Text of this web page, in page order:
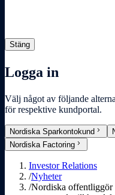
Stäng
Logga in
Välj något av följande
för respektive kundportal.
Nordiska Sparkontokund chevron_right
Nordiska Factoring chevron_right
Investor Relations
/Nyheter
/Nordiska offentliggör